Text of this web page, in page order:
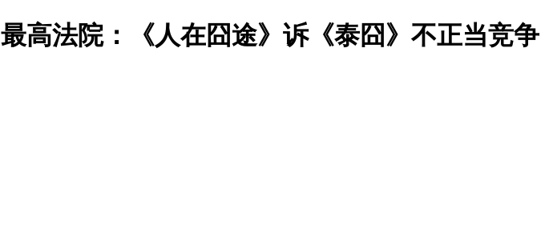
最高法院：《人在囧途》诉《泰囧》不正当竞争